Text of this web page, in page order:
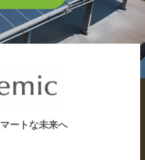
ートな未来へ